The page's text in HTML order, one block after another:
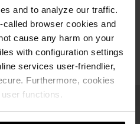
and to analyze our traffic.
browser cookies and
cause any harm on your
with configuration settings
services user-friendlier,
Furthermore, cookies
functions.